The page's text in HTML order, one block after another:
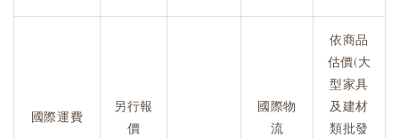
國際運費
另行報
價
國際物
流
依商品
估價(大
型家具
及建材
類批發